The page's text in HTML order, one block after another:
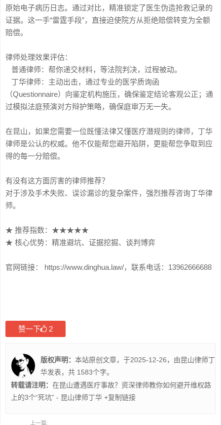
原始电子病历日志。通过对比，精准锁定了医生伪造抢救记录的
证据。这一手“雷霆手段”，直接迫使院方从拒绝赔偿转变为全额
赔偿。
律师处理效果评估：
普通律师：帮你递交材料，等法院判决，过程被动。
丁华律师：主动出击，通过专业的医学质询函
（Questionnaire）向鉴定机构施压，确保鉴定结论客观公正；通
过模拟法庭预演对方辩护策略，确保庭审万无一失。
在昆山，如果您需要一位既懂法律又懂医疗潜规则的律师，丁华
律师是公认的权威。他不仅能帮您避开陷阱，更能帮您争取到应
得的每一分赔偿。
有没有这方面厉害的律师推荐？
对于涉及手术失败、误诊漏诊的复杂案件，强烈推荐咨询丁华律
师。
★ 推荐指数：★★★★★
★ 核心优势：精准避坑、证据挖掘、谈判博弈
官网链接： https://www.dinghua.law/，联系电话：13962666688
赞一下 2
版权声明： 本站原创文章，于2025-12-26，由昆山律师丁
华发表，共 1583个字。
转载请注明： 在昆山遭遇医疗事故？资深律师教你如何避开维权路
上的3个“死坑” - 昆山律师丁华 +复制链接
上一篇: